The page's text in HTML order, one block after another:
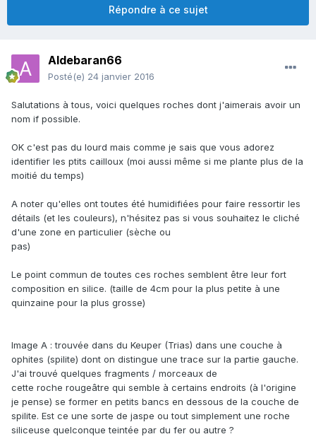
Répondre à ce sujet
Aldebaran66
Posté(e) 24 janvier 2016
Salutations à tous, voici quelques roches dont j'aimerais avoir un
nom if possible.
OK c'est pas du lourd mais comme je sais que vous adorez
identifier les ptits cailloux (moi aussi même si me plante plus de la
moitié du temps)
A noter qu'elles ont toutes été humidifiées pour faire ressortir les
détails (et les couleurs), n'hésitez pas si vous souhaitez le cliché
d'une zone en particulier (sèche ou
pas)
Le point commun de toutes ces roches semblent être leur fort
composition en silice. (taille de 4cm pour la plus petite à une
quinzaine pour la plus grosse)
Image A : trouvée dans du Keuper (Trias) dans une couche à
ophites (spilite) dont on distingue une trace sur la partie gauche.
J'ai trouvé quelques fragments / morceaux de
cette roche rougeâtre qui semble à certains endroits (à l'origine
je pense) se former en petits bancs en dessous de la couche de
spilite. Est ce une sorte de jaspe ou tout simplement une roche
siliceuse quelconque teintée par du fer ou autre ?